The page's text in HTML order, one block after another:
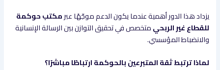
يزداد هذا الدور أهمية عندما يكون الدعم موجّهًا عبرمكتب حوكمة
للقطاع غير الربحيمتخصص في تحقيق التوازن بين الرسالة الإنسانية
والانضباط المؤسسي.
لماذا ترتبط ثقة المتبرعين بالحوكمة ارتباطًا مباشرًا؟